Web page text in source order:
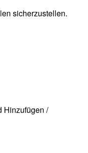
sicherzustellen.
Hinzufügen /